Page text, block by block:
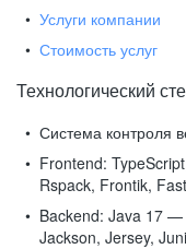
Услуги компании
Стоимость услуг
Технологический
Система контроля
Frontend:
Rspack, Frontik,
Backend: Java 17 —
Jackson, Jersey,